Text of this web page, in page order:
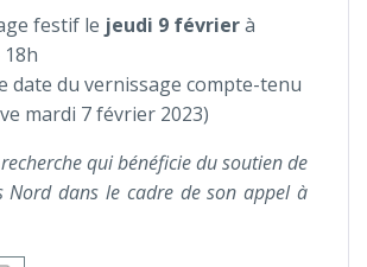
festif le jeudi 9 févrierà
date du vernissage compte-tenu
mardi 7 février 2023)
qui bénéficie du soutien de
Nord dans le cadre de son appel à